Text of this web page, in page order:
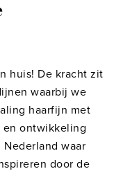
huis! De kracht zit
waarbij we
haarfijn met
ontwikkeling
waar
door de